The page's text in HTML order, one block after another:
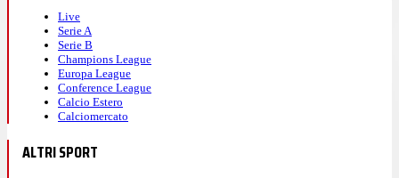
Live
Serie A
Serie B
Champions League
Europa League
Conference League
Calcio Estero
Calciomercato
ALTRI SPORT